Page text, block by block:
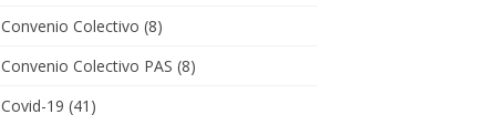
Convenio Colectivo (8)
Convenio Colectivo PAS (8)
Covid-19 (41)